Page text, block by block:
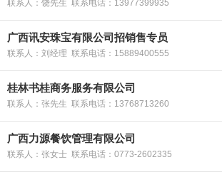
联系人：饶先生 联系电话：13977399935
广西讯安珠宝有限公司招销售专员
联系人：刘经理 联系电话：15889400555
桂林书桂商务服务有限公司
联系人：张先生 联系电话：13768713260
广西力源餐饮管理有限公司
联系人：张女士 联系电话：0773-2602335